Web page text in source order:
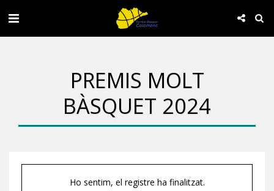
PREMIS MOLT
BÀSQUET 2024
Ho sentim, el registre ha finalitzat.